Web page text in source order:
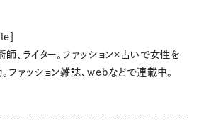
師、ライター。ファッション×占いで女性を
ファッション雑誌、webなどで連載中。